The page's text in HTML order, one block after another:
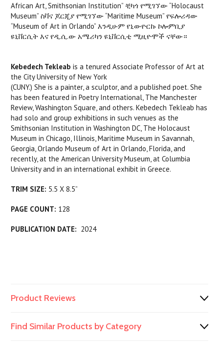
African Art, Smithsonian Institution” ቺካጎ የሚገኘው “Holocaust
Museum” ስቫና ጆርጂያ የሚገኘው “Maritime Museum” የፍሎሪዳው
“Museum of Art in Orlando” እንዲሁም የኒውዮርኩ ኮሎምቢያ
ዩኒቨርሲት እና የዲ.ሲ.ው አሜሪካን ዩኒቨርሲቲ ሚዚዮሞች ናቸው።
Kebedech Tekleab is a tenured Associate Professor of Art at
the City University of New York
(CUNY.) She is a painter, a sculptor, and a published poet. She
has been featured in Poetry International, The Manchester
Review, Washington Square, and others. Kebedech Tekleab has
had solo and group exhibitions in such venues as the
Smithsonian Institution in Washington DC, The Holocaust
Museum in Chicago, Illinois, Maritime Museum in Savannah,
Georgia, Orlando Museum of Art in Orlando, Florida, and
recently, at the American University Museum, at Columbia
University and in an international exhibit in Greece.
TRIM SIZE: 5.5 X 8.5”
PAGE COUNT: 128
PUBLICATION DATE: 2024
Product Reviews
Find Similar Products by Category